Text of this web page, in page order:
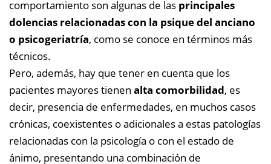
comportamiento son algunas de las principales
dolencias relacionadas con la psique del anciano
o psicogeriatría, como se conoce en términos más
técnicos.
Pero, además, hay que tener en cuenta que los
pacientes mayores tienen alta comorbilidad, es
decir, presencia de enfermedades, en muchos casos
crónicas, coexistentes o adicionales a estas patologías
relacionadas con la psicología o con el estado de
ánimo, presentando una combinación de